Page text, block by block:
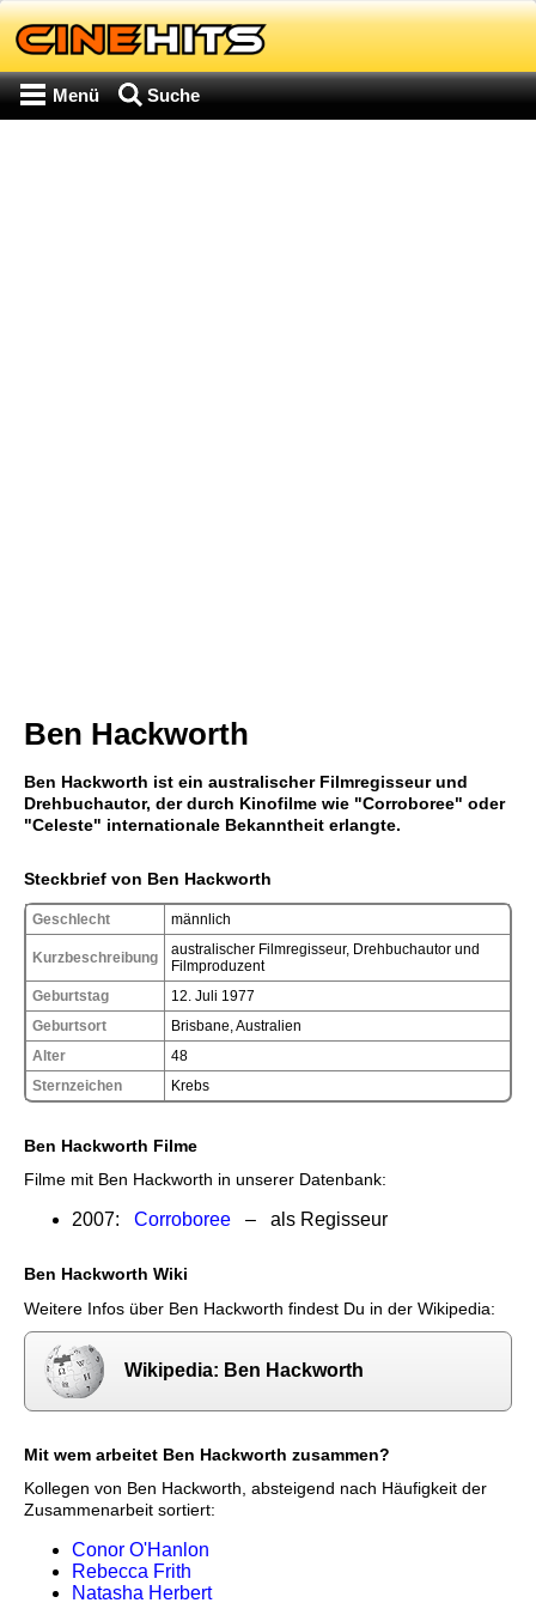
Menü Suche
Ben Hackworth
Ben Hackworth ist ein australischer Filmregisseur und
Drehbuchautor, der durch Kinofilme wie "Corroboree" oder
"Celeste" internationale Bekanntheit erlangte.
Steckbrief von Ben Hackworth
Geschlecht männlich
Kurzbeschreibung
australischer Filmregisseur, Drehbuchautor und
Filmproduzent
Geburtstag
12. Juli 1977
Geburtsort
Brisbane, Australien
Alter
48
Sternzeichen
Krebs
Ben Hackworth Filme
Filme mit Ben Hackworth in unserer Datenbank:
2007: Corroboree – als Regisseur
Ben Hackworth Wiki
Weitere Infos über Ben Hackworth findest Du in der Wikipedia:
Wikipedia: Ben Hackworth
Mit wem arbeitet Ben Hackworth zusammen?
Kollegen von Ben Hackworth, absteigend nach Häufigkeit der
Zusammenarbeit sortiert:
Conor O'Hanlon
Rebecca Frith
Natasha Herbert